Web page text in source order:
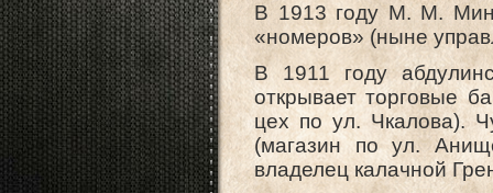
В 1913 году М. М.
«номеров» (ныне
В 1911 году
открывает торговые
цех по ул. Чкалова).
(магазин по ул.
владелец калачной